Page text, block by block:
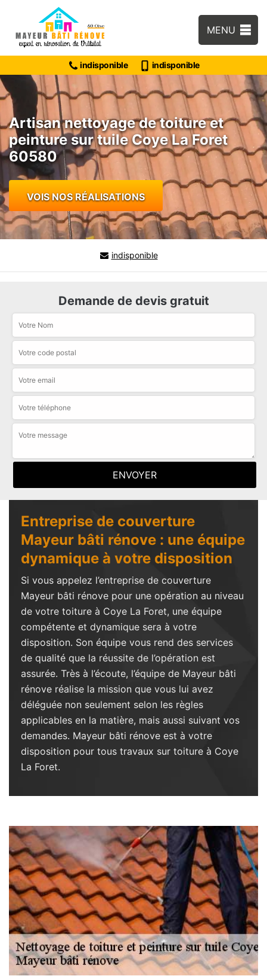
MENU
indisponible indisponible
Artisan nettoyage de toiture et
peinture sur tuile Coye La Foret
60580
VOIS NOS RÉALISATIONS
indisponible
Demande de devis gratuit
Entreprise de couverture
Mayeur bâti rénove : une équipe
dynamique à votre disposition
Si vous appelez l’entreprise de couverture
Mayeur bâti rénove pour une opération au niveau
de votre toiture à Coye La Foret, une équipe
compétente et dynamique sera à votre
disposition. Son équipe vous rend des services
de qualité que la réussite de l’opération est
assurée. Très à l’écoute, l’équipe de Mayeur bâti
rénove réalise la mission que vous lui avez
déléguée non seulement selon les règles
applicables en la matière, mais aussi suivant vos
demandes. Mayeur bâti rénove est à votre
disposition pour tous travaux sur toiture à Coye
La Foret.